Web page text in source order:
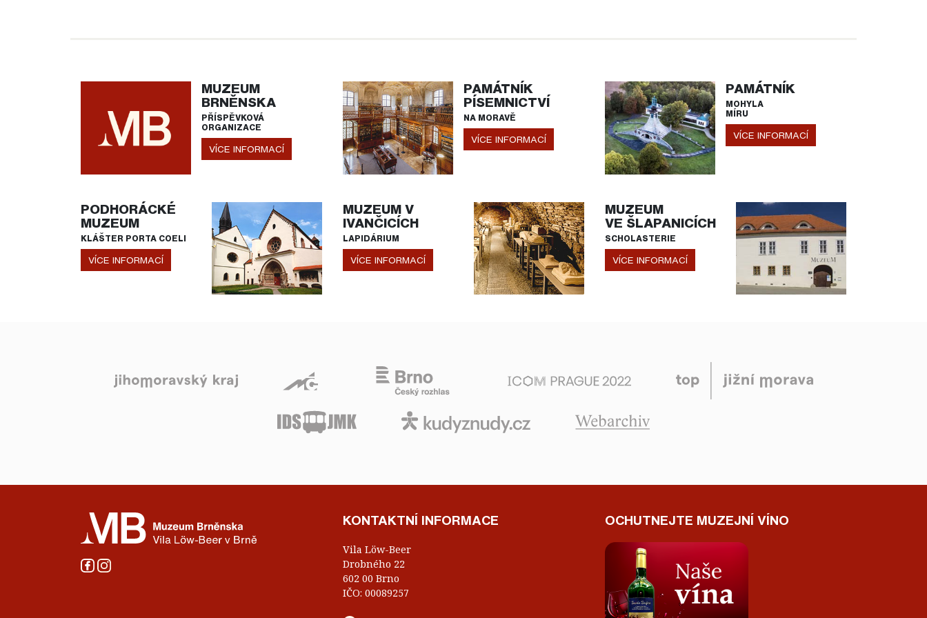
MUZEUM
BRNĚNSKA
PŘÍSPĚVKOVÁ
ORGANIZACE
VÍCE INFORMACÍ
PAMÁTNÍK
PÍSEMNICTVÍ
NA MORAVĚ
VÍCE INFORMACÍ
PAMÁTNÍK
MOHYLA
MÍRU
VÍCE INFORMACÍ
PODHORÁCKÉ
MUZEUM
KLÁŠTER PORTA COELI
VÍCE INFORMACÍ
MUZEUM V
IVANČICÍCH
LAPIDÁRIUM
VÍCE INFORMACÍ
MUZEUM
VE ŠLAPANICÍCH
SCHOLASTERIE
VÍCE INFORMACÍ
KONTAKTNÍ INFORMACE
Vila Löw-Beer
Drobného 22
602 00 Brno
IČO: 00089257
OCHUTNEJTE MUZEJNÍ VÍNO